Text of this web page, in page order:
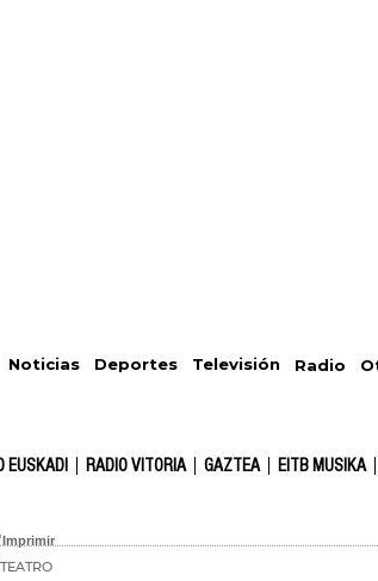
Noticias Deportes Televisión Radio
EUSKADI RADIO VITORIA GAZTEA EITB MUSIKA